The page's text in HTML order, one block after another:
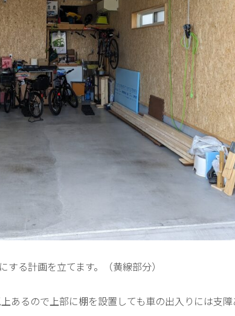
る計画を立てます。（黄線部分）
あるので上部に棚を設置しても車の出入りには支障